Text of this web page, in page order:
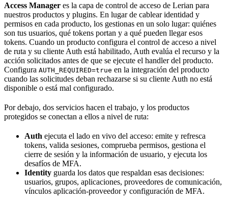
Access Manager es la capa de control de acceso de Lerian para
nuestros productos y plugins. En lugar de cablear identidad y
permisos en cada producto, los gestionas en un solo lugar: quiénes
son tus usuarios, qué tokens portan y a qué pueden llegar esos
tokens. Cuando un producto configura el control de acceso a nivel
de ruta y su cliente Auth está habilitado, Auth evalúa el recurso y la
acción solicitados antes de que se ejecute el handler del producto.
Configura AUTH_REQUIRED=true en la integración del producto
cuando las solicitudes deban rechazarse si su cliente Auth no está
disponible o está mal configurado.
Por debajo, dos servicios hacen el trabajo, y los productos
protegidos se conectan a ellos a nivel de ruta:
Auth ejecuta el lado en vivo del acceso: emite y refresca
tokens, valida sesiones, comprueba permisos, gestiona el
cierre de sesión y la información de usuario, y ejecuta los
desafíos de MFA.
Identity guarda los datos que respaldan esas decisiones:
usuarios, grupos, aplicaciones, proveedores de comunicación,
vínculos aplicación-proveedor y configuración de MFA.